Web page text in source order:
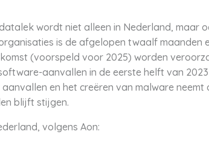
wordt niet alleen in Nederland, maar
is de afgelopen twaalf maanden
(voorspeld voor 2025) worden
aanvallen in de eerste helft van
en het creëren van malware
blijft stijgen.
volgens Aon: